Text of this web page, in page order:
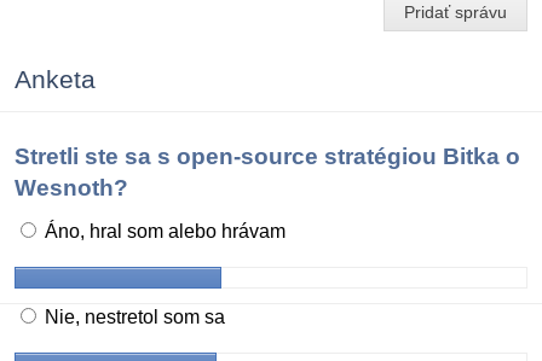
Pridať správu
Anketa
Stretli ste sa s open-source stratégiou Bitka o
Wesnoth?
Áno, hral som alebo hrávam
Nie, nestretol som sa